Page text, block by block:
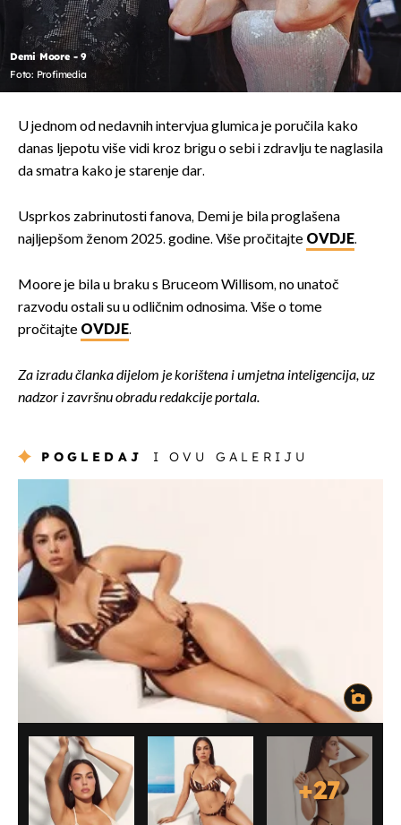
Demi Moore - 9
Foto: Profimedia
U jednom od nedavnih intervjua glumica je poručila kako
danas ljepotu više vidi kroz brigu o sebi i zdravlju te naglasila
da smatra kako je starenje dar.
Usprkos zabrinutosti fanova, Demi je bila proglašena
najljepšom ženom 2025. godine. Više pročitajte OVDJE.
Moore je bila u braku s Bruceom Willisom, no unatoč
razvodu ostali su u odličnim odnosima. Više o tome
pročitajte OVDJE.
Za izradu članka dijelom je korištena i umjetna inteligencija, uz
nadzor i završnu obradu redakcije portala.
POGLEDAJ I OVU GALERIJU
+27